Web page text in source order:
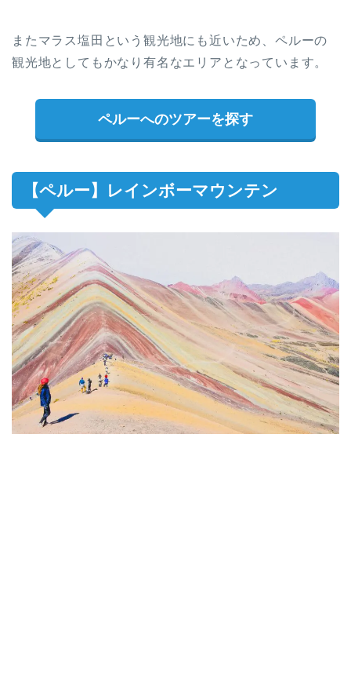
またマラス塩田という観光地にも近いため、ペルーの
観光地としてもかなり有名なエリアとなっています。
ペルーへのツアーを探す
【ペルー】レインボーマウンテン